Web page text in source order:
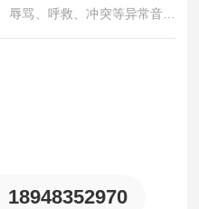
骂、呼救、冲突等异常音频
18948352970